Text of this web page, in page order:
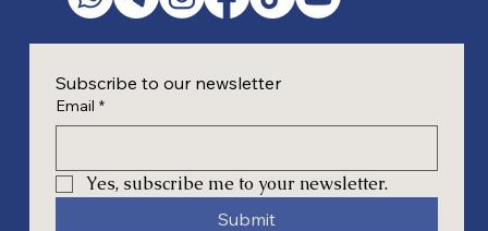
Subscribe to our newsletter
Email *
Yes, subscribe me to your newsletter.
Submit